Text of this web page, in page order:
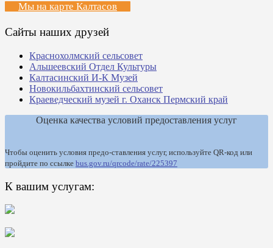
Мы на карте Калтасов
Сайты наших друзей
Краснохолмский сельсовет
Альшеевский Отдел Культуры
Калтасинский И-К Музей
Новокильбахтинский сельсовет
Краеведческий музей г. Оханск Пермский край
Оценка качества условий предоставления услуг
Чтобы оценить условия предо-ставления услуг, используйте QR-код или
пройдите по ссылке bus.gov.ru/qrcode/rate/225397
К вашим услугам: